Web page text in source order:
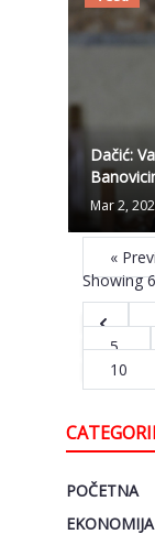
Dačić:
Mar 2,
«
Showing
5
10
POČETNA
EKONOMIJA